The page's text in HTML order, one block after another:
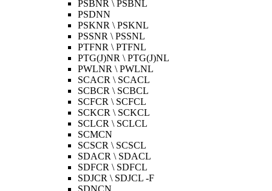
PSBNR \ PSBNL
PSDNN
PSKNR \ PSKNL
PSSNR \ PSSNL
PTFNR \ PTFNL
PTG(J)NR \ PTG(J)NL
PWLNR \ PWLNL
SCACR \ SCACL
SCBCR \ SCBCL
SCFCR \ SCFCL
SCKCR \ SCKCL
SCLCR \ SCLCL
SCMCN
SCSCR \ SCSCL
SDACR \ SDACL
SDFCR \ SDFCL
SDJCR \ SDJCL -F
SDNCN